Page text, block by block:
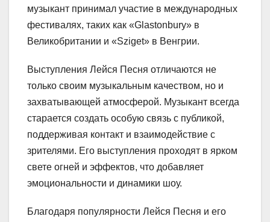
музыкант принимал участие в международных
фестивалях, таких как «Glastonbury» в
Великобритании и «Sziget» в Венгрии.
Выступления Лейся Песня отличаются не
только своим музыкальным качеством, но и
захватывающей атмосферой. Музыкант всегда
старается создать особую связь с публикой,
поддерживая контакт и взаимодействие с
зрителями. Его выступления проходят в ярком
свете огней и эффектов, что добавляет
эмоциональности и динамики шоу.
Благодаря популярности Лейся Песня и его